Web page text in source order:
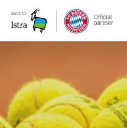
note:
accessibility
system.